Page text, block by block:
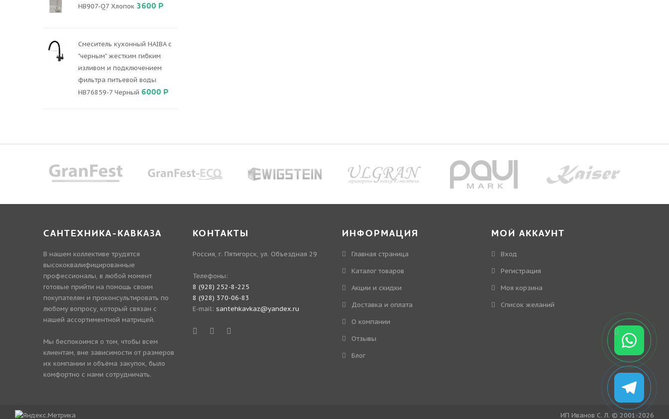
HB907-Q7 Хлопок 3600 Р
Смеситель кухонный HAIBA с
"черным" жестким гибким
изливом и подключением
фильтра питьевой воды
HB76859-7 Черный 6000 Р
САНТЕХНИКА-КАВКАЗА
В нашем коллективе трудятся
высококвалифицированные
профессионалы, в любой момент
готовые прийти на помощь своим
покупателям и проконсультировать по
любому вопросу, который связан с
нашей ассортиментной матрицей.
Мы беспокоимся о том, чтобы всем
клиентам, вне зависимости от размеров
их компании и объёма закупок, было
комфортно с нами сотрудничать.
КОНТАКТЫ
Россия, г. Пятигорск, ул. Объездная 29
Телефоны:
8 (928) 252-8-225
8 (928) 370-06-83
E-mail: santehkavkaz@yandex.ru
ИНФОРМАЦИЯ
Главная страница
Каталог товаров
Акции и скидки
Доставка и оплата
О компании
Отзывы
Блог
МОЙ АККАУНТ
Вход
Регистрация
Моя корзина
Cписок желаний
ИП Иванов С. Л. © 2001-2026